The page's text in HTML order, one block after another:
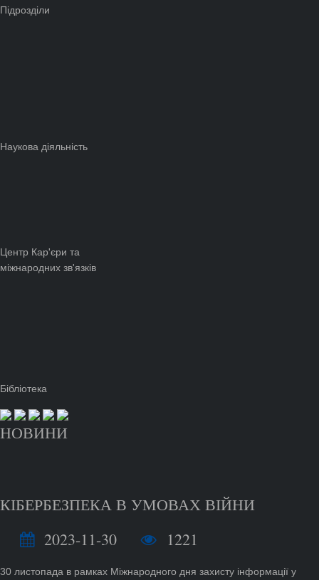
Підрозділи
Наукова діяльність
Центр Кар'єри та
міжнародних зв'язків
Бібліотека
НОВИНИ
КІБЕРБЕЗПЕКА В УМОВАХ ВІЙНИ
2023-11-30
1221
30 листопада в рамках Міжнародного дня захисту інформації у